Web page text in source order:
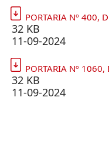
PORTARIA Nº 400,
32 KB
11-09-2024
PORTARIA Nº
32 KB
11-09-2024